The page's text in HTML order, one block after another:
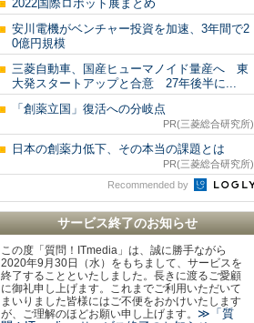
2022国際ロボット展まとめ
安川電機がベンチャー投資を加速、3年間で2
0億円規模
三菱自動車、国産ヒューマノイド量産へ 東
大発スタートアップと合意 27年後半に...
「創薬立国」復活への分岐点
PR(三菱総合研究所)
日本の創薬力低下、その本当の課題とは
PR(三菱総合研究所)
Recommended by
サービス終了のお知らせ
この度「質問！ITmedia」は、誠に勝手ながら
2020年9月30日（水）をもちまして、サービスを
終了することといたしました。長きに渡るご愛顧
に御礼申し上げます。これまでご利用いただいて
まいりました皆様にはご不便をおかけいたします
が、ご理解のほどお願い申し上げます。 ≫「質